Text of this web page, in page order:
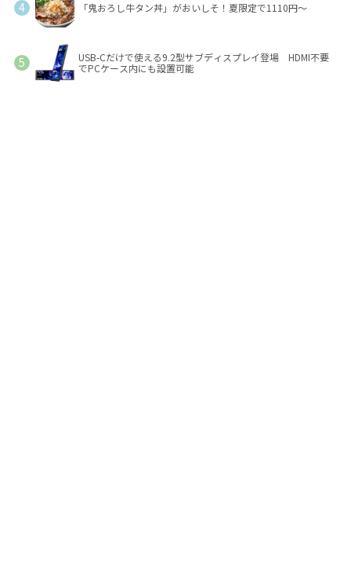
「鬼おろし牛タン丼」がおいしそ！夏限定で1110円～
USB-Cだけで使える9.2型サブディスプレイ登場 HDMI不要
でPCケース内にも設置可能